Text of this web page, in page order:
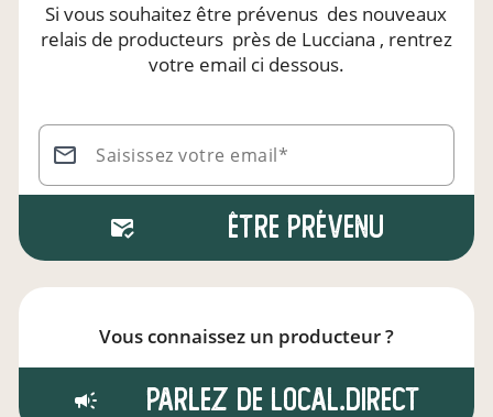
Si vous souhaitez être prévenus des nouveaux
relais de producteurs près de Lucciana , rentrez
votre email ci dessous.
Saisissez votre email*
Être prévenu
Vous connaissez un producteur ?
Parlez de local.direct